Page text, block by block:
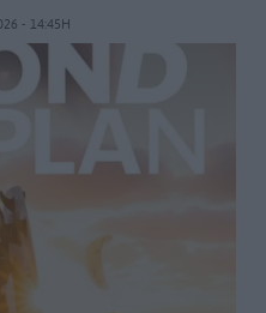
- 14:45H